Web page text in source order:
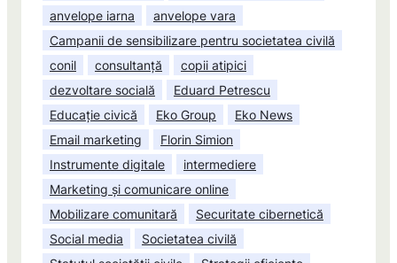
anvelope iarna
anvelope vara
Campanii de sensibilizare pentru societatea civilă
conil
consultanță
copii atipici
dezvoltare socială
Eduard Petrescu
Educație civică
Eko Group
Eko News
Email marketing
Florin Simion
Instrumente digitale
intermediere
Marketing și comunicare online
Mobilizare comunitară
Securitate cibernetică
Social media
Societatea civilă